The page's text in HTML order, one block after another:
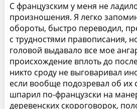
С французским у меня не
произношения. Я легко
обороты, быстро переводил,
с трудностями правописания,
головой выдавало все мое
происхождение вплоть до
никто сроду не выговаривал
если вообще подозревал об их
шпарил по-французски на
деревенских скороговорок,